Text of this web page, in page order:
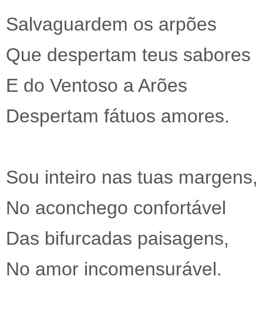
Salvaguardem os arpões
Que despertam teus sabores
E do Ventoso a Arões
Despertam fátuos amores.
Sou inteiro nas tuas margens,
No aconchego confortável
Das bifurcadas paisagens,
No amor incomensurável.